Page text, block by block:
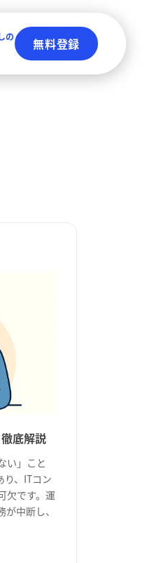
の 無料登録
底解説
い」こと
り、ITコン
欠です。運
中断し、